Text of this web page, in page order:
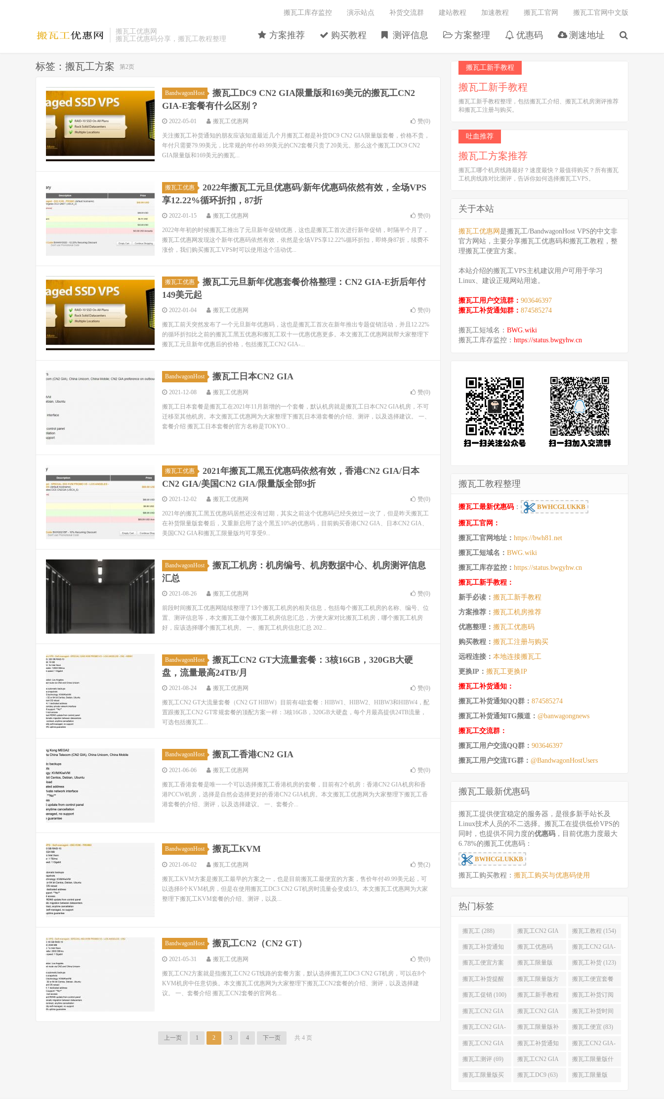
搬瓦工优惠网
搬瓦工优惠码分享，搬瓦工教程整理
方案推荐 购买教程 测评信息 方案整理 优惠码 测速地址
搬瓦工库存监控 演示站点 补货交流群 建站教程 加速教程 搬瓦工官网 搬瓦工官网中文版
标签：搬瓦工方案 第2页
BandwagonHost
搬瓦工DC9 CN2 GIA限量版和169美元的搬瓦工CN2
GIA-E套餐有什么区别？
2022-05-01 搬瓦工优惠网 赞(0)
关注搬瓦工补货通知的朋友应该知道最近几个月搬瓦工都是补货DC9 CN2 GIA限量版套餐，价格不贵，
年付只需要79.99美元，比常规的年付49.99美元的CN2套餐只贵了20美元。那么这个搬瓦工DC9 CN2
GIA限量版和169美元的搬瓦...
搬瓦工优惠
2022年搬瓦工元旦优惠码/新年优惠码依然有效，全场VPS
享12.22%循环折扣，87折
2022-01-15 搬瓦工优惠网 赞(0)
2022年年初的时候搬瓦工推出了元旦新年促销优惠，这也是搬瓦工首次进行新年促销，时隔半个月了，
搬瓦工优惠网发现这个新年优惠码依然有效，依然是全场VPS享12.22%循环折扣，即终身87折，续费不
涨价，我们购买搬瓦工VPS时可以使用这个活动优...
搬瓦工优惠
搬瓦工元旦新年优惠套餐价格整理：CN2 GIA-E折后年付
149美元起
2022-01-04 搬瓦工优惠网 赞(0)
搬瓦工前天突然发布了一个元旦新年优惠码，这也是搬瓦工首次在新年推出专题促销活动，并且12.22%
的循环折扣比之前的搬瓦工黑五优惠和搬瓦工双十一优惠优惠更多。本文搬瓦工优惠网就帮大家整理下
搬瓦工元旦新年优惠后的价格，包括搬瓦工CN2 GIA-...
BandwagonHost 搬瓦工日本CN2 GIA
2021-12-08 搬瓦工优惠网 赞(0)
搬瓦工日本套餐是搬瓦工在2021年11月新增的一个套餐，默认机房就是搬瓦工日本CN2 GIA机房，不可
迁移至其他机房。本文搬瓦工优惠网为大家整理下搬瓦日本港套餐的介绍、测评，以及选择建议。 一、
套餐介绍 搬瓦工日本套餐的官方名称是TOKYO...
搬瓦工优惠
2021年搬瓦工黑五优惠码依然有效，香港CN2 GIA/日本
CN2 GIA/美国CN2 GIA/限量版全部9折
2021-12-02 搬瓦工优惠网 赞(0)
2021年的搬瓦工黑五优惠码居然还没有过期，其实之前这个优惠码已经失效过一次了，但是昨天搬瓦工
在补货限量版套餐后，又重新启用了这个黑五10%的优惠码，目前购买香港CN2 GIA、日本CN2 GIA、
美国CN2 GIA和搬瓦工限量版均可享受9...
BandwagonHost
搬瓦工机房：机房编号、机房数据中心、机房测评信息
汇总
2021-08-26 搬瓦工优惠网 赞(0)
前段时间搬瓦工优惠网陆续整理了13个搬瓦工机房的相关信息，包括每个搬瓦工机房的名称、编号、位
置、测评信息等，本文搬瓦工做个搬瓦工机房信息汇总，方便大家对比搬瓦工机房，哪个搬瓦工机房
好，应该选择哪个搬瓦工机房。 一、搬瓦工机房信息汇总 202...
BandwagonHost
搬瓦工CN2 GT大流量套餐：3核16GB，320GB大硬
盘，流量最高24TB/月
2021-08-24 搬瓦工优惠网 赞(0)
搬瓦工CN2 GT大流量套餐（CN2 GT HIBW）目前有4款套餐：HIBW1、HIBW2、HIBW3和HIBW4，配
置跟搬瓦工CN2 GT常规套餐的顶配方案一样：3核16GB，320GB大硬盘，每个月最高提供24TB流量，
可选包括搬瓦工...
BandwagonHost 搬瓦工香港CN2 GIA
2021-06-06 搬瓦工优惠网 赞(0)
搬瓦工香港套餐是唯一一个可以选择搬瓦工香港机房的套餐，目前有2个机房：香港CN2 GIA机房和香
港PCCW机房，选择是自然会选择更好的香港CN2 GIA机房。本文搬瓦工优惠网为大家整理下搬瓦工香
港套餐的介绍、测评，以及选择建议。 一、套餐介...
BandwagonHost 搬瓦工KVM
2021-06-02 搬瓦工优惠网 赞(2)
搬瓦工KVM方案是搬瓦工最早的方案之一，也是目前搬瓦工最便宜的方案，售价年付49.99美元起，可
以选择8个KVM机房，但是在使用搬瓦工DC3 CN2 GT机房时流量会变成1/3。本文搬瓦工优惠网为大家
整理下搬瓦工KVM套餐的介绍、测评，以及...
BandwagonHost 搬瓦工CN2（CN2 GT）
2021-05-31 搬瓦工优惠网 赞(0)
搬瓦工CN2方案就是指搬瓦工CN2 GT线路的套餐方案，默认选择搬瓦工DC3 CN2 GT机房，可以在8个
KVM机房中任意切换。本文搬瓦工优惠网为大家整理下搬瓦工CN2套餐的介绍、测评，以及选择建
议。 一、套餐介绍 搬瓦工CN2套餐的官网名...
上一页 1 2 3 4 下一页 共 4 页
搬瓦工新手教程
搬瓦工新手教程
搬瓦工新手教程整理，包括搬瓦工介绍、搬瓦工机房测评推荐
和搬瓦工注册与购买。
吐血推荐
搬瓦工方案推荐
搬瓦工哪个机房线路最好？速度最快？最值得购买？所有搬瓦
工机房线路对比测评，告诉你如何选择搬瓦工VPS。
关于本站
搬瓦工优惠网 是搬瓦工/BandwagonHost VPS的中文非
官方网站，主要分享搬瓦工优惠码和搬瓦工教程，整
理搬瓦工便宜方案。
本站介绍的搬瓦工VPS主机建议用户可用于学习
Linux、建设正规网站用途。
搬瓦工用户交流群： 903646397
搬瓦工补货通知群： 874585274
搬瓦工短域名： BWG.wiki
搬瓦工库存监控： https://status.bwgyhw.cn
搬瓦工教程整理
搬瓦工最新优惠码 ： BWHCGLUKKB
搬瓦工官网：
搬瓦工官网地址： https://bwh81.net
搬瓦工短域名： BWG.wiki
搬瓦工库存监控： https://status.bwgyhw.cn
搬瓦工新手教程：
新手必读： 搬瓦工新手教程
方案推荐： 搬瓦工机房推荐
优惠整理： 搬瓦工优惠码
购买教程： 搬瓦工注册与购买
远程连接： 本地连接搬瓦工
更换IP： 搬瓦工更换IP
搬瓦工补货通知：
搬瓦工补货通知QQ群： 874585274
搬瓦工补货通知TG频道： @banwagongnews
搬瓦工交流群：
搬瓦工用户交流QQ群： 903646397
搬瓦工用户交流TG群： @BandwagonHostUsers
搬瓦工最新优惠码
搬瓦工提供便宜稳定的服务器，是很多新手站长及
Linux技术人员的不二选择。搬瓦工在提供低价VPS的
同时，也提供不同力度的优惠码 ，目前优惠力度最大
6.78%的搬瓦工优惠码：
BWHCGLUKKB
搬瓦工购买教程： 搬瓦工购买与优惠码使用
热门标签
搬瓦工 (288) 搬瓦工CN2 GIA
(176)
搬瓦工教程 (154)
搬瓦工补货通知
(132)
搬瓦工优惠码
(131)
搬瓦工CN2 GIA-
E (130)
搬瓦工便宜方案
(128)
搬瓦工限量版
(126)
搬瓦工补货 (123)
搬瓦工补货提醒
(106)
搬瓦工限量版方
案 (106)
搬瓦工便宜套餐
(103)
搬瓦工促销 (100) 搬瓦工新手教程
(98)
搬瓦工补货订阅
(98)
搬瓦工CN2 GIA
便宜方案 (92)
搬瓦工CN2 GIA
限量版 (90)
搬瓦工补货时间
(89)
搬瓦工CN2 GIA-
E限量版 (84)
搬瓦工限量版补
货 (84)
搬瓦工便宜 (83)
搬瓦工CN2 GIA
优惠 (82)
搬瓦工补货通知
QQ群 (76)
搬瓦工CN2 GIA-
E便宜套餐 (76)
搬瓦工测评 (69) 搬瓦工CN2 GIA
限量版补货 (67)
搬瓦工限量版什
么时候补货 (67)
搬瓦工限量版买 搬瓦工DC9 (63) 搬瓦工限量版